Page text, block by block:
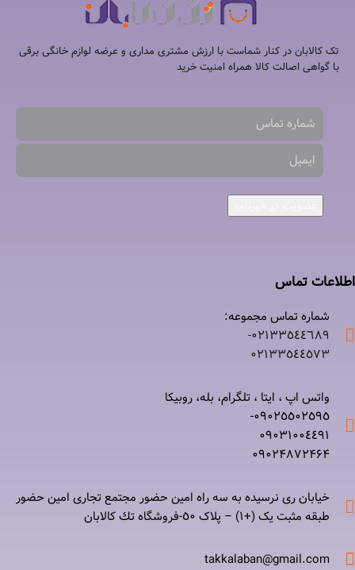
تک کالابان در کنار شماست با ارزش مشتری مداری و عرضه لوازم خانگی برقی
با گواهی اصالت کالا همراه امنیت خرید
اطلاعات تماس
شماره تماس مجموعه:
۰۲۱٣٣٥٤٤٦٨٩-
۰٢١٣٣٥٤٤٥٧٣
واتس اپ ، ایتا ، تلگرام، بله، روبیکا
۰٩٠٢٥٥٠٢٥٩٥-
۰٩٠٣١٠٠٤٤٩١
۰٩٠٢۴۸۷٢۴۶۴
خیابان ری نرسيده به سه راه امين حضور مجتمع تجاری امين حضور
طبقه مثبت یک (+۱) – پلاک ٥٠-فروشگاه تك كالابان
takkalaban@gmail.com